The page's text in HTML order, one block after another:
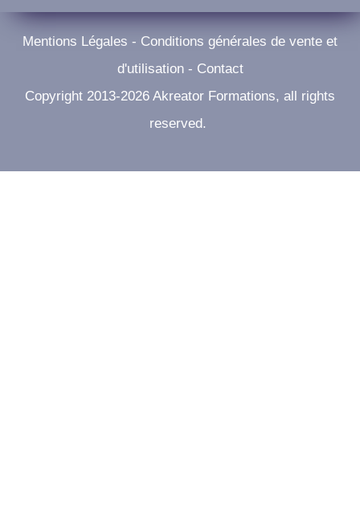
Mentions Légales - Conditions générales de vente et
d'utilisation- Contact
Copyright 2013-2026 Akreator Formations, all rights
reserved.